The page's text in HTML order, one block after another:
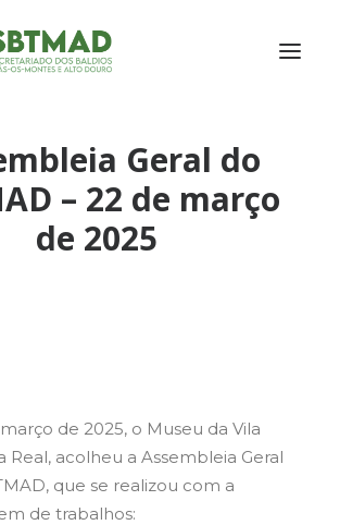
Geral do
– 22 de março
de 2025
de 2025, o Museu da Vila
Real, acolheu a Assembleia Geral
que se realizou com a
de trabalhos: